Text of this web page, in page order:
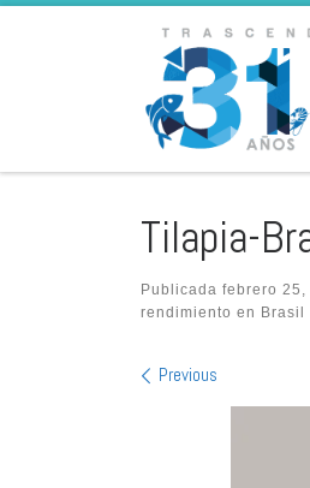
Tilapia-
Publicada febrero 25,
rendimiento en Brasil
Previous